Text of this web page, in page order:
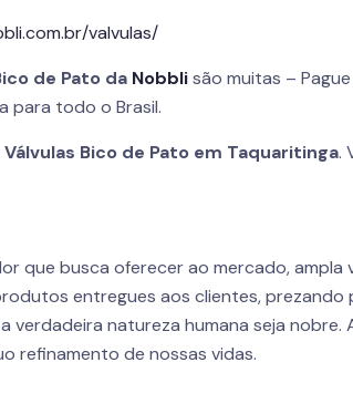
valvulas/
de Pato da Nobblisão muitas –
para todo o Brasil.
Válvulas Bico de Pato em Taquaritinga.
que busca oferecer ao mercado, ampla
entregues aos clientes, prezando
verdadeira natureza humana seja
refinamento de nossas vidas.